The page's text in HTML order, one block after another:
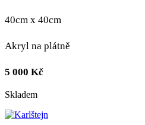
40cm x 40cm
Akryl na plátně
5 000 Kč
Skladem